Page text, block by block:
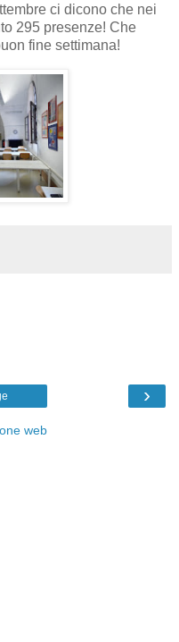
ci dicono che nei
295 presenze! Che
fine settimana!
›
web